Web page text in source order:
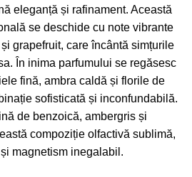
eleganță și rafinament. Această
se deschide cu note vibrante
grapefruit, care încântă simțurile
În inima parfumului se regăsesc
fină, ambra caldă și florile de
sofisticată și inconfundabilă.
de benzoică, ambergris și
compoziție olfactivă sublimă,
magnetism inegalabil.